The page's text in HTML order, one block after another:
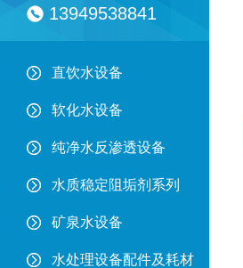
13949538841
直饮水设备
软化水设备
纯净水反渗透设备
水质稳定阻垢剂系列
矿泉水设备
水处理设备配件及耗材